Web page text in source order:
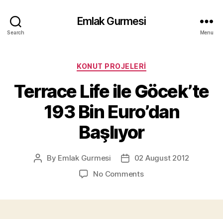
Search
Emlak Gurmesi
Menu
Categories
KONUT PROJELERI
Terrace Life ile Göcek’te
193 Bin Euro’dan
Başlıyor
Post
By Emlak Gurmesi
Post02 August 2012
No Commentson